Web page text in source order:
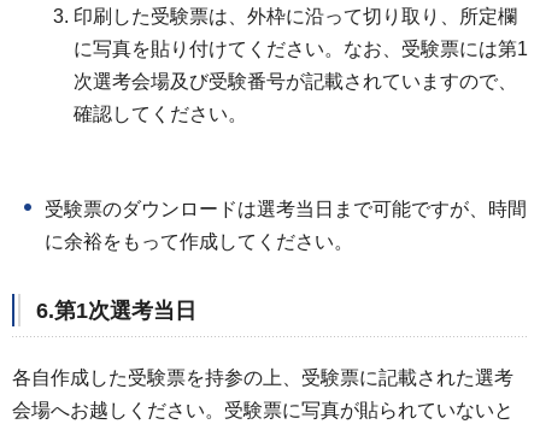
印刷した受験票は、外枠に沿って切り取り、所定欄
に写真を貼り付けてください。なお、受験票には第1
次選考会場及び受験番号が記載されていますので、
確認してください。
受験票のダウンロードは選考当日まで可能ですが、時間
に余裕をもって作成してください。
6.第1次選考当日
各自作成した受験票を持参の上、受験票に記載された選考
会場へお越しください。受験票に写真が貼られていないと